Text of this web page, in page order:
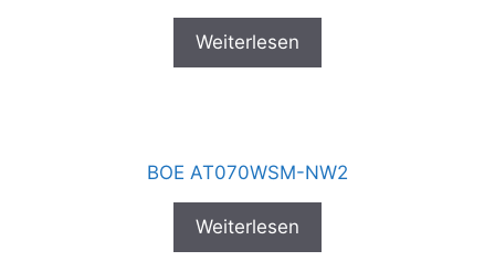
Weiterlesen
BOE AT070WSM-NW2
Weiterlesen